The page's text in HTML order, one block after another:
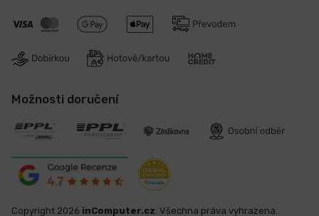
Možnosti doručení
Copyright 2026 inComputer.cz. Všechna práva vyhrazena.